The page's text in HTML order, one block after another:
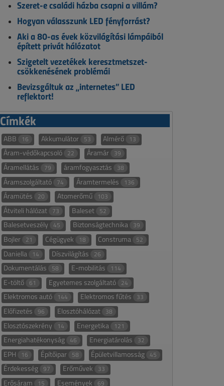
Szeret-e családi házba csapni a villám?
Hogyan válasszunk LED fényforrást?
Aki a 80-as évek közvilágítási lámpáiból
épített privát hálózatot
Szigetelt vezetékek keresztmetszet-
csökkenésének problémái
Bevizsgáltuk az „internetes” LED
reflektort!
Címkék
ABB 16 Akkumulátor 53 Almérő 13
Áram-védőkapcsoló 22 Áramár 39
Áramellátás 79 áramfogyasztás 38
Áramszolgáltató 74 Áramtermelés 136
Áramütés 20 Atomerőmű 103
Átviteli hálózat 73 Baleset 52
Balesetveszély 45 Biztonságtechnika 39
Bojler 21 Cégügyek 18 Construma 52
Daniella 14 Díszvilágítás 26
Dokumentálás 58 E-mobilitás 114
E-töltő 61 Egyetemes szolgáltató 24
Elektromos autó 144 Elektromos fűtés 33
Előfizetés 96 Elosztóhálózat 38
Elosztószekrény 14 Energetika 121
Energiahatékonyság 46 Energiatárolás 32
EPH 16 Építőipar 58 Épületvillamosság 45
Érdekesség 97 Erőművek 33
Erősáram 15 Események 69